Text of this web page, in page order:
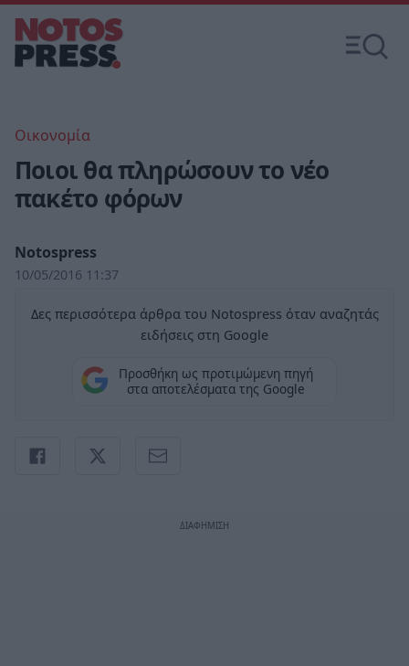
Οικονομία
Ποιοι θα πληρώσουν το νέο
πακέτο φόρων
Notospress
10/05/2016 11:37
Δες περισσότερα άρθρα του Notospress όταν αναζητάς
ειδήσεις στη Google
Προσθήκη ως προτιμώμενη πηγή
στα αποτελέσματα της Google